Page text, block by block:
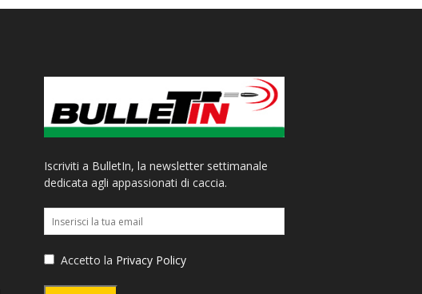
Iscriviti a BulletIn, la newsletter settimanale
dedicata agli appassionati di caccia.
Accetto la Privacy Policy